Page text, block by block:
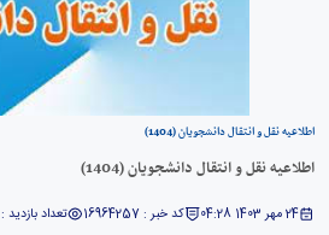
اطلاعیه نقل و انتقال دانشجویان (1404)
اطلاعیه نقل و انتقال دانشجویان (1404)
24 مهر 1403 04:28 کد خبر : 16964257 تعداد بازدید :